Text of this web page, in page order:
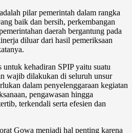
pilar pemerintah dalam rangka
baik dan bersih, perkembangan
daerah bergantung pada
diluar dari hasil pemeriksaan
kehadiran SPIP yaitu suatu
wajib dilakukan di seluruh unsur
dalam penyelenggaraan kegiatan
pengawasan hingga
terkendali serta efesien dan
Gowa menjadi hal penting karena